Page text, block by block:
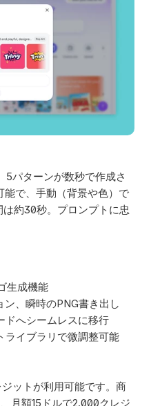
パターンが数秒で作成さ
能で、手動（背景や色）で
約30秒。プロンプトに忠
生成機能
、瞬時のPNG書き出し
ドへシームレスに移行
ライブラリで微調整可能
ットが利用可能です。商
月額15ドルで2,000クレジ